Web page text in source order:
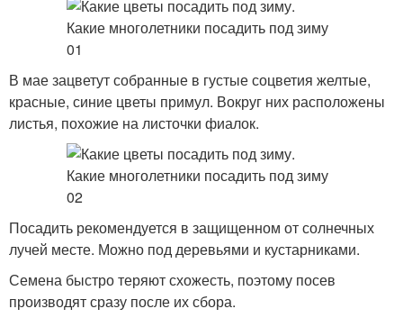
В мае зацветут собранные в густые соцветия желтые,
красные, синие цветы примул. Вокруг них расположены
листья, похожие на листочки фиалок.
Посадить рекомендуется в защищенном от солнечных
лучей месте. Можно под деревьями и кустарниками.
Семена быстро теряют схожесть, поэтому посев
производят сразу после их сбора.